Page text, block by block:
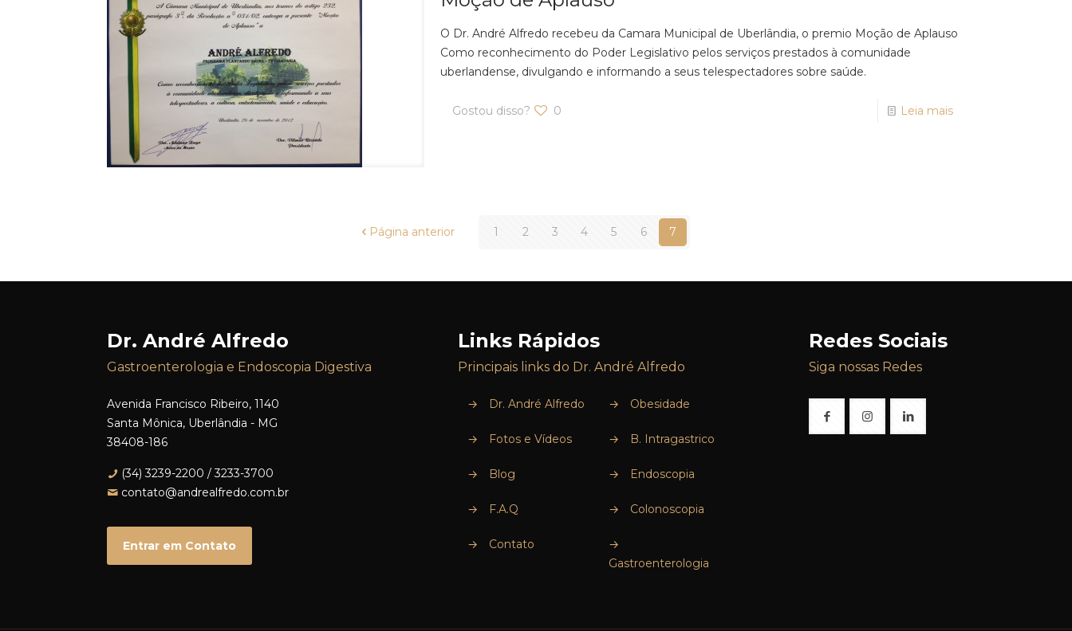
O Dr. André Alfredo recebeu da Camara Municipal de Uberlândia, o premio Moção de Aplauso
Como reconhecimento do Poder Legislativo pelos serviços prestados à comunidade
uberlandense, divulgando e informando a seus telespectadores sobre saúde.
Gostou disso? 0 Leia mais
Página anterior 1 2 3 4 5 6 7
Dr. André Alfredo
Gastroenterologia e Endoscopia Digestiva
Avenida Francisco Ribeiro, 1140
Santa Mônica, Uberlândia - MG
38408-186
(34) 3239-2200 / 3233-3700
contato@andrealfredo.com.br
Entrar em Contato
Links Rápidos
Principais links do Dr. André Alfredo
→ Dr. André Alfredo
→ Fotos e Vídeos
→ Blog
→ F.A.Q
→ Contato
→ Obesidade
→ B. Intragastrico
→ Endoscopia
→ Colonoscopia
→
Gastroenterologia
Redes Sociais
Siga nossas Redes